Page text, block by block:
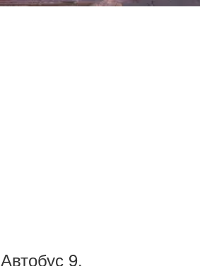
Автобус 9,